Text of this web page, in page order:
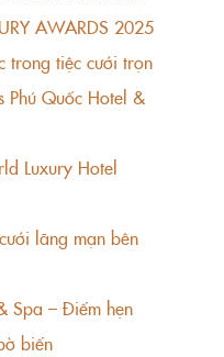
AWARDS 2025
trong tiệc cưới trọn
Phú Quốc Hotel &
Luxury Hotel
lãng mạn bên
Spa – Điểm hẹn
biển